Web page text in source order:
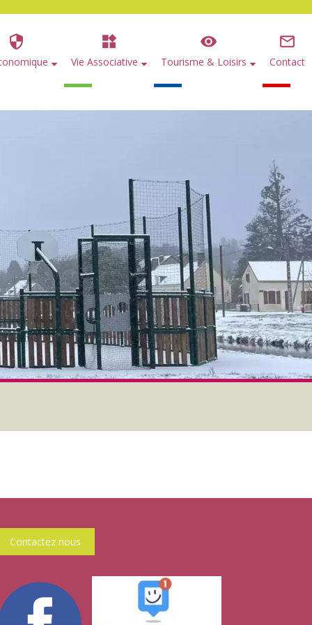
Vie Associative Tourisme & Loisirs Contact
Contactez nous